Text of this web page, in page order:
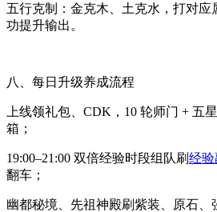
五行克制：金克木、土克水，打对应
功提升输出。
八、每日升级养成流程
上线领礼包、CDK，10 轮师门 + 五
箱；
19:00–21:00 双倍经验时段组队刷经
翻车；
幽都秘境、先祖神殿刷紫装、原石、